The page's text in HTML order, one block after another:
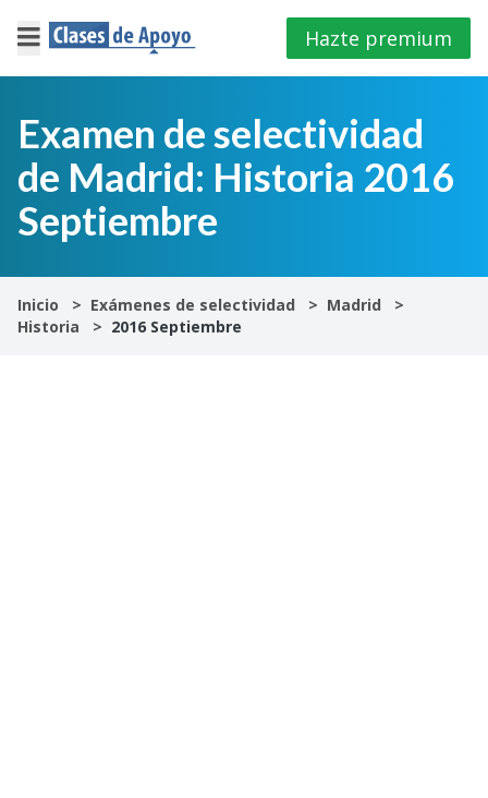
×
Iniciar
sesión
E.S.O
Hazte premium
Examen de selectividad
de Madrid: Historia 2016
Septiembre
Inicio Exámenes de selectividad
Madrid
Historia
2016 Septiembre